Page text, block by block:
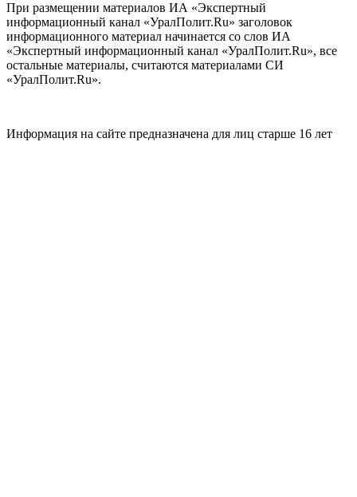
При размещении материалов ИА «Экспертный
информационный канал «УралПолит.Ru» заголовок
информационного материал начинается со слов ИА
«Экспертный информационный канал «УралПолит.Ru», все
остальные материалы, считаются материалами СИ
«УралПолит.Ru».
Информация на сайте предназначена для лиц старше 16 лет